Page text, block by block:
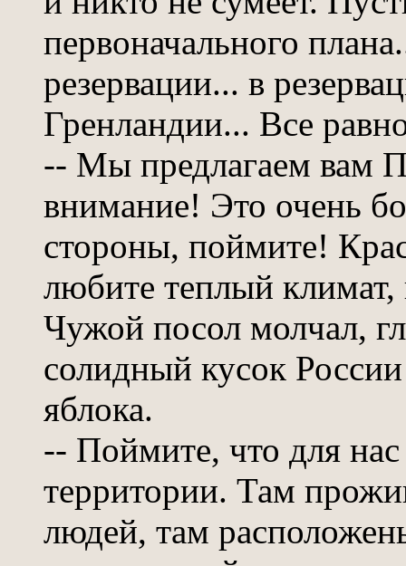
первоначального
резервации... в
Гренландии... Все
-- Мы предлагаем вам
внимание! Это очень
стороны, поймите!
любите теплый климат,
Чужой посол молчал,
солидный кусок
яблока.
-- Поймите, что для
территории. Там
людей, там